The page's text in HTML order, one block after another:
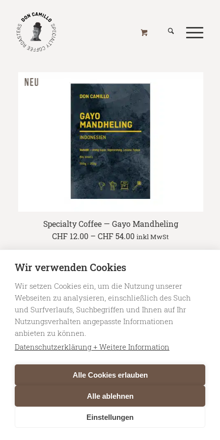
ASIEN
Home / Online Shop
Specialty Coffee — Gayo Mandheling
CHF 12.00 – CHF54.00Price
range:
CHF 12.00
inkl MwSt
© 2026 Don Camillo — Specialty Coffee Roasters Niederlenz . website by
Wir verwenden Cookies
Wir setzen Cookies ein, um die Nutzung unserer
Webseiten zu analysieren, einschließlich des Such
und Surfverlaufs, Suchbegriffen und Ihnen auf Ihr
Nutzungsverhalten angepasste Informationen
anbieten zu können.
Datenschutzerklärung + Weitere Information
Alle Cookies erlauben
Alle ablehnen
Einstellungen